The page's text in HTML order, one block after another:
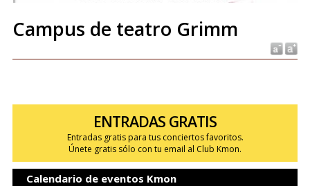
Campus de teatro Grimm
ENTRADAS GRATIS
Entradas gratis para tus conciertos favoritos.
Únete gratis sólo con tu email al Club Kmon.
Calendario de eventos Kmon